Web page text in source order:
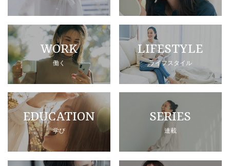
WORK
働く
LIFESTYLE
ライフスタイル
EDUCATION
学び
SERIES
連載